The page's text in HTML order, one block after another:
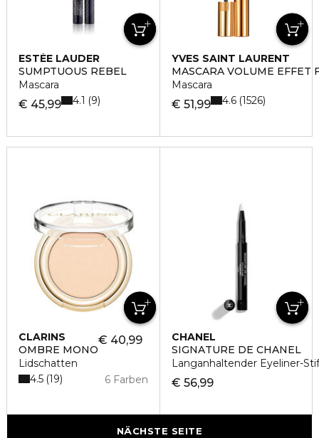
ESTÉE LAUDER
SUMPTUOUS REBEL
Mascara
€ 45,99 4.1 9
YVES SAINT LAURENT
MASCARA VOLUME EFFET
Mascara
€ 51,99 4.6 1526
CLARINS
OMBRE MONO
Lidschatten
€ 40,99
6 Farben
4.5 19
CHANEL
SIGNATURE DE CHANEL
Langanhaltender Eyeliner-
€ 56,99
NÄCHSTE SEITE